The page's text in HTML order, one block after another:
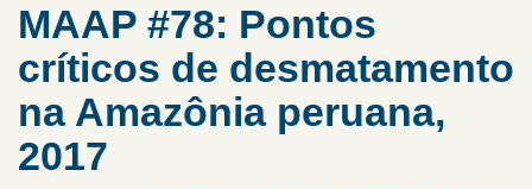
MAAP #78: Pontos
críticos de desmatamento
na Amazônia peruana,
2017